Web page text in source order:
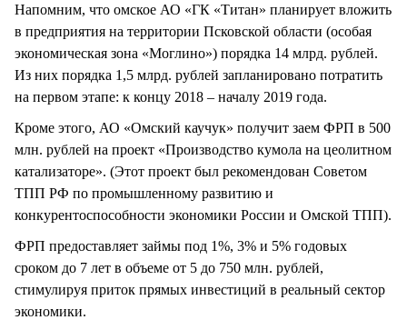
Напомним, что омское АО «ГК «Титан» планирует вложить
в предприятия на территории Псковской области (особая
экономическая зона «Моглино») порядка 14 млрд. рублей.
Из них порядка 1,5 млрд. рублей запланировано потратить
на первом этапе: к концу 2018 – началу 2019 года.
Кроме этого, АО «Омский каучук» получит заем ФРП в 500
млн. рублей на проект «Производство кумола на цеолитном
катализаторе». (Этот проект был рекомендован Советом
ТПП РФ по промышленному развитию и
конкурентоспособности экономики России и Омской ТПП).
ФРП предоставляет займы под 1%, 3% и 5% годовых
сроком до 7 лет в объеме от 5 до 750 млн. рублей,
стимулируя приток прямых инвестиций в реальный сектор
экономики.